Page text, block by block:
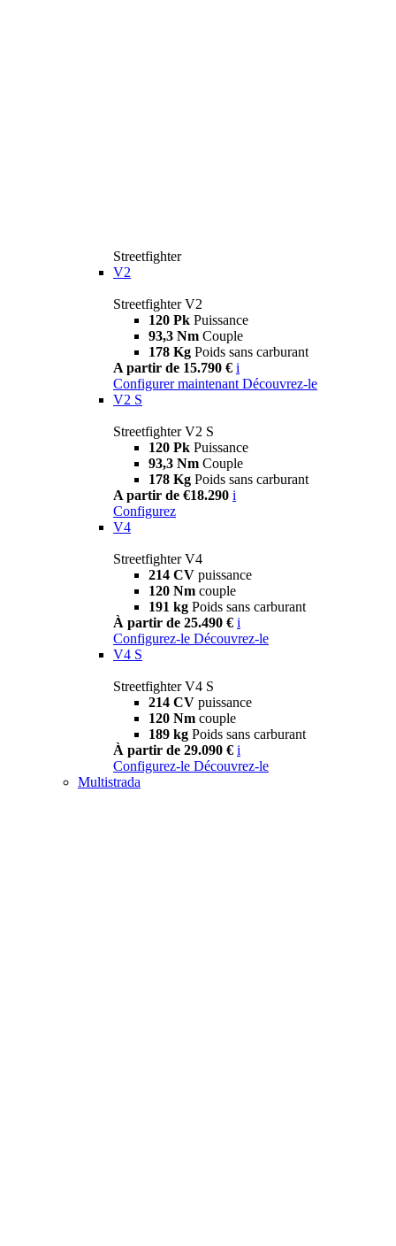
Streetfighter
V2
Streetfighter V2
120 Pk Puissance
93,3 Nm Couple
178 Kg Poids sans carburant
A partir de 15.790 € i
Configurer maintenant Découvrez-le
V2 S
Streetfighter V2 S
120 Pk Puissance
93,3 Nm Couple
178 Kg Poids sans carburant
A partir de €18.290 i
Configurez
V4
Streetfighter V4
214 CV puissance
120 Nm couple
191 kg Poids sans carburant
À partir de 25.490 € i
Configurez-le Découvrez-le
V4 S
Streetfighter V4 S
214 CV puissance
120 Nm couple
189 kg Poids sans carburant
À partir de 29.090 € i
Configurez-le Découvrez-le
Multistrada